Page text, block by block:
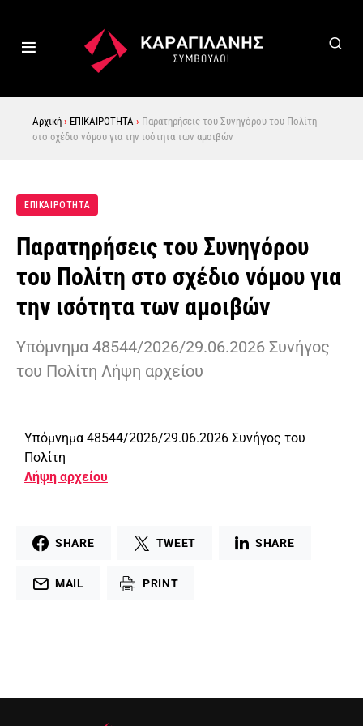
Αρχική › ΕΠΙΚΑΙΡΟΤΗΤΑ › Παρατηρήσεις του Συνηγόρου του Πολίτη
στο σχέδιο νόμου για την ισότητα των αμοιβών
ΕΠΙΚΑΙΡΟΤΗΤΑ
Παρατηρήσεις του Συνηγόρου
του Πολίτη στο σχέδιο νόμου για
την ισότητα των αμοιβών
Υπόμνημα 48544/2026/29.06.2026 Συνήγος
του Πολίτη Λήψη αρχείου
Υπόμνημα 48544/2026/29.06.2026 Συνήγος του
Πολίτη
Λήψη αρχείου
SHARE TWEET SHARE
MAIL PRINT